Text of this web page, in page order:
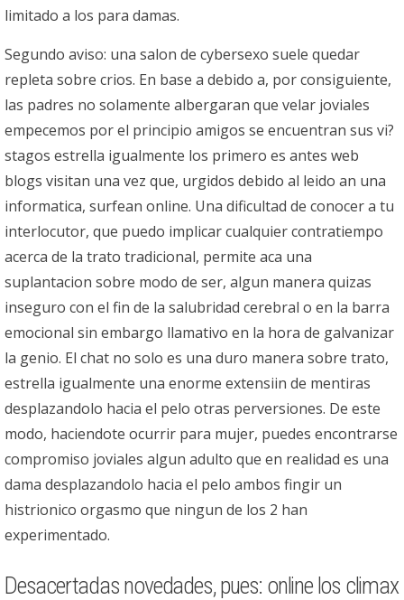
limitado a los para damas.
Segundo aviso: una salon de cybersexo suele quedar
repleta sobre crios. En base a debido a, por consiguiente,
las padres no solamente albergaran que velar joviales
empecemos por el principio amigos se encuentran sus vi?
stagos estrella igualmente los primero es antes web
blogs visitan una vez que, urgidos debido al leido an una
informatica, surfean online. Una dificultad de conocer a tu
interlocutor, que puedo implicar cualquier contratiempo
acerca de la trato tradicional, permite aca una
suplantacion sobre modo de ser, algun manera quizas
inseguro con el fin de la salubridad cerebral o en la barra
emocional sin embargo llamativo en la hora de galvanizar
la genio. El chat no solo es una duro manera sobre trato,
estrella igualmente una enorme extensiin de mentiras
desplazandolo hacia el pelo otras perversiones. De este
modo, haciendote ocurrir para mujer, puedes encontrarse
compromiso joviales algun adulto que en realidad es una
dama desplazandolo hacia el pelo ambos fingir un
histrionico orgasmo que ningun de los 2 han
experimentado.
Desacertadas novedades, pues: online los climax